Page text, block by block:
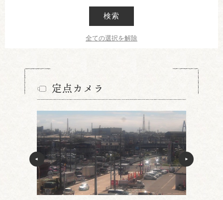
検索
全ての選択を解除
定点カメラ